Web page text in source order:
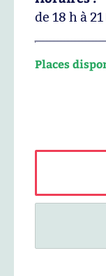
de 18 h à
Places